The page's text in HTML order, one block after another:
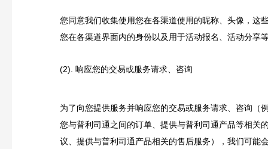
您同意我们收集使用您在各渠道使用的昵称、头像，这
您在各渠道界面内的身份以及用于活动报名、活动分享
(2). 响应您的交易或服务请求、咨询
为了向您提供服务并响应您的交易或服务请求、咨询（
您与普利司通之间的订单、提供与普利司通产品等相关
议、提供与普利司通产品相关的售后服务），我们可能